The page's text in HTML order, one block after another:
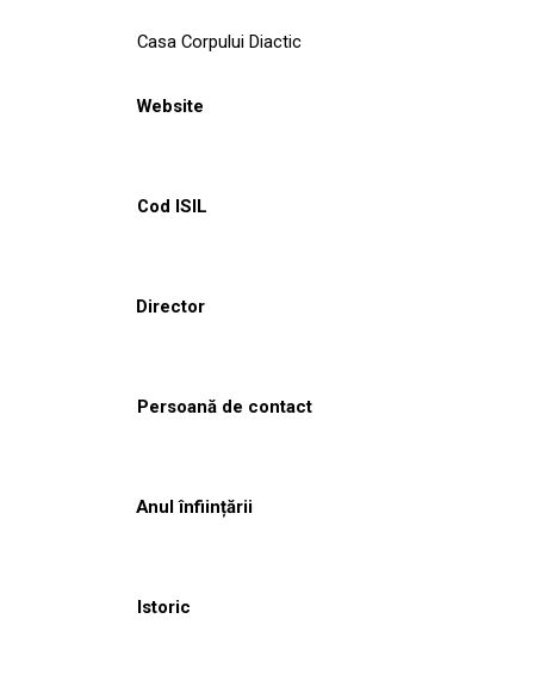
Casa Corpului Diactic
Website
Cod ISIL
Director
Persoană de contact
Anul înființării
Istoric